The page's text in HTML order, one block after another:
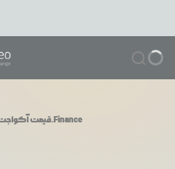
قیمتآکواجت.Finance